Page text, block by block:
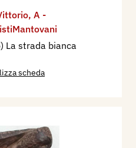
, A -
La strada bianca
scheda